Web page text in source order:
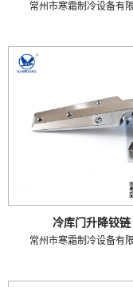
常州市寒霜制冷设备有
冷库门升降铰链
常州市寒霜制冷设备有